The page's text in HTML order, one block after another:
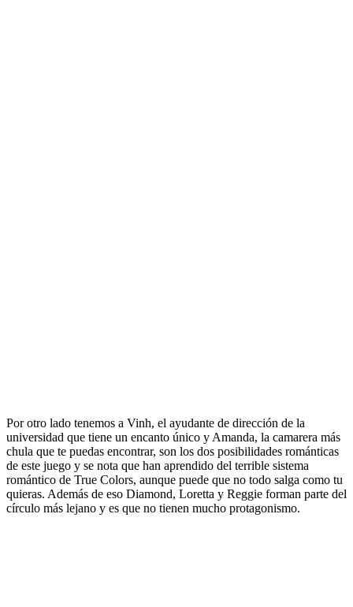
Por otro lado tenemos a Vinh, el ayudante de dirección de la
universidad que tiene un encanto único y Amanda, la camarera más
chula que te puedas encontrar, son los dos posibilidades románticas
de este juego y se nota que han aprendido del terrible sistema
romántico de True Colors, aunque puede que no todo salga como tu
quieras. Además de eso Diamond, Loretta y Reggie forman parte del
círculo más lejano y es que no tienen mucho protagonismo.